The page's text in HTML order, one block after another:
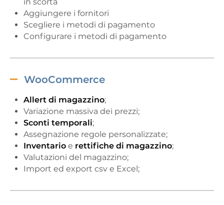
Aggiungere i fornitori
Scegliere i metodi di pagamento
Configurare i metodi di pagamento
WooCommerce
Allert di magazzino;
Variazione massiva dei prezzi;
Sconti temporali;
Assegnazione regole personalizzate;
Inventario e rettifiche di magazzino;
Valutazioni del magazzino;
Import ed export csv e Excel;